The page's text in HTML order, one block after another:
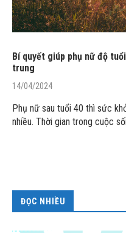
Bí quyết giúp phụ nữ độ
trung
14/04/2024
Phụ nữ sau tuổi 40 thì sức
nhiều. Thời gian trong cuộc
ĐỌC NHIỀU